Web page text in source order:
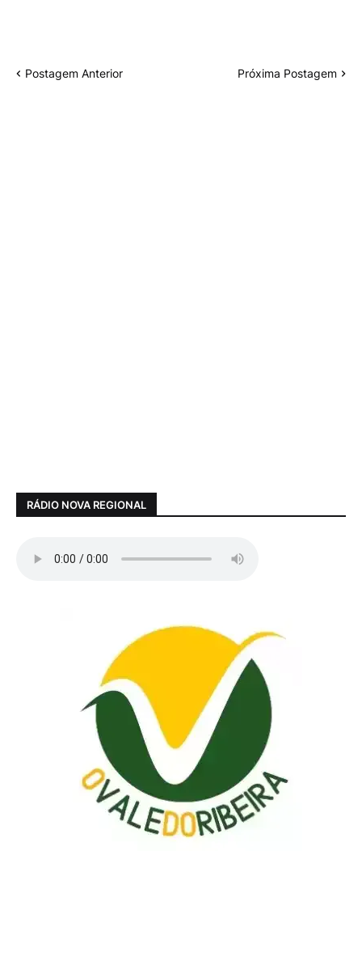
Postagem Anterior Próxima Postagem
RÁDIO NOVA REGIONAL